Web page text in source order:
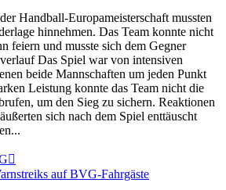
Handball-Europameisterschaft mussten
hinnehmen. Das Team konnte nicht
feiern und musste sich dem Gegner
Das Spiel war von intensiven
beide Mannschaften um jeden Punkt
Leistung konnte das Team nicht die
um den Sieg zu sichern. Reaktionen
sich nach dem Spiel enttäuscht